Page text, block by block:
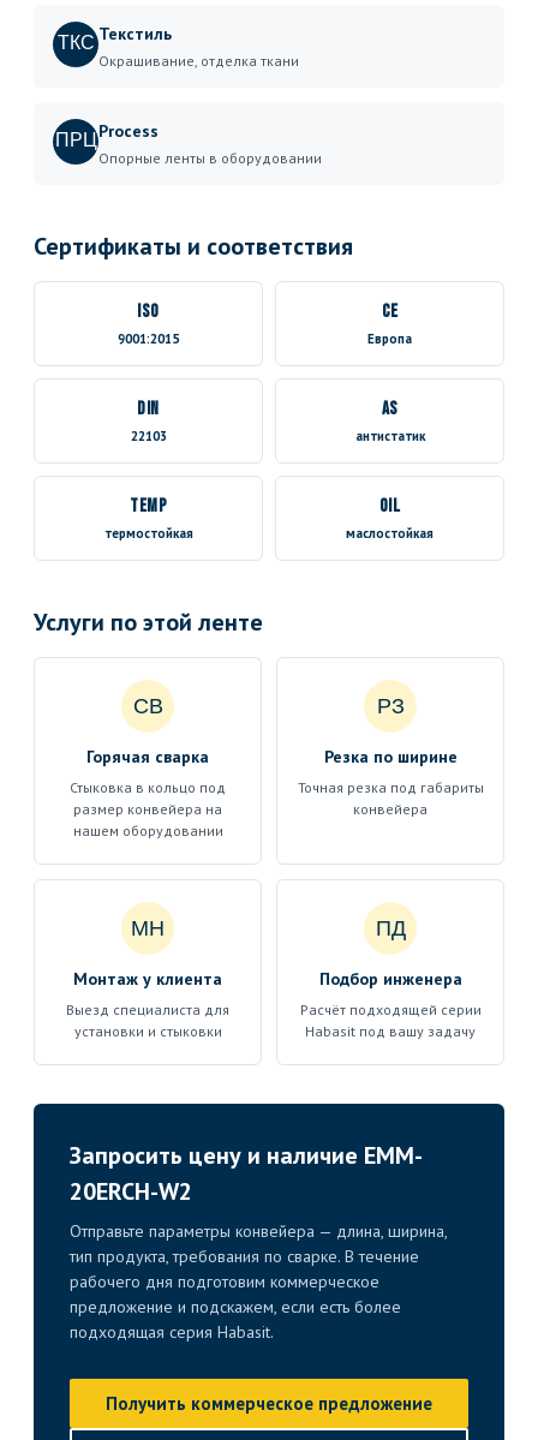
ТКС Текстиль
Окрашивание, отделка ткани
ПРЦProcess
Опорные ленты в оборудовании
Сертификаты и соответствия
ISO
9001:2015
CE
Европа
DIN
22103
AS
антистатик
TEMP
термостойкая
OIL
маслостойкая
Услуги по этой ленте
СВ
Горячая сварка
Стыковка в кольцо под
размер конвейера на
нашем оборудовании
РЗ
Резка по ширине
Точная резка под габариты
конвейера
МН
Монтаж у клиента
Выезд специалиста для
установки и стыковки
ПД
Подбор инженера
Расчёт подходящей серии
Habasit под вашу задачу
Запросить цену и наличие EMM-
20ERCH-W2
Отправьте параметры конвейера — длина, ширина,
тип продукта, требования по сварке. В течение
рабочего дня подготовим коммерческое
предложение и подскажем, если есть более
подходящая серия Habasit.
Получить коммерческое предложение